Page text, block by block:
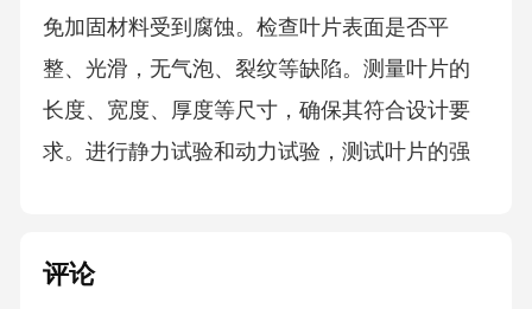
免加固材料受到腐蚀。检查叶片表面是否平
整、光滑，无气泡、裂纹等缺陷。测量叶片的
长度、宽度、厚度等尺寸，确保其符合设计要
求。进行静力试验和动力试验，测试叶片的强
求。维修后质量检测与验收标准外观检查尺寸
评论